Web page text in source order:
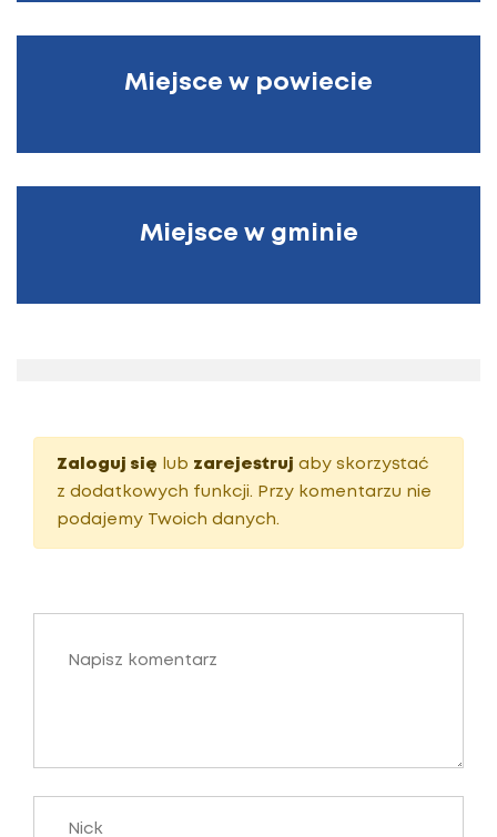
Miejsce w powiecie
Miejsce w gminie
Zaloguj się lub zarejestruj aby skorzystać
z dodatkowych funkcji. Przy komentarzu nie
podajemy Twoich danych.